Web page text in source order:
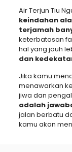
Air Terjun Tiu
keindahan
terjamah
keterbatasan
hal yang jauh
dan
Jika kamu
menawarkan
jiwa dan
adalah
jalan berbatu
kamu akan